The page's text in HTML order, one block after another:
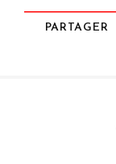
PARTAGER